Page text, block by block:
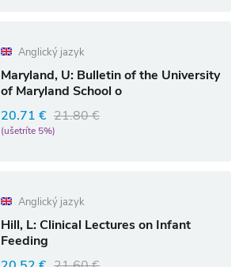
Anglický jazyk
Maryland, U: Bulletin of the University
of Maryland School o
20.71 € 21.80 €
(ušetríte 5%)
Anglický jazyk
Hill, L: Clinical Lectures on Infant
Feeding